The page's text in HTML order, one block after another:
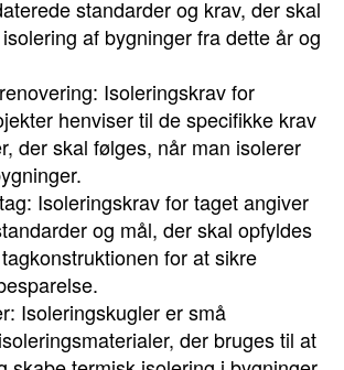
standarder og krav, der skal
af bygninger fra dette år og
Isoleringskrav for
henviser til de specifikke krav
der skal følges, når man isolerer
Isoleringskrav for taget angiver
og mål, der skal opfyldes
for at sikre
Isoleringskugler er små
der bruges til at